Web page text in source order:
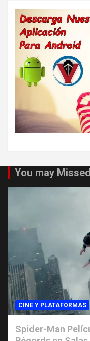
You may Missed
CINE Y PLATAFORMAS
Spider-Man